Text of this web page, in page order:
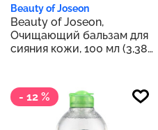
Beauty of Joseon
Beauty of Joseon,
Очищающий бальзам для
сияния кожи, 100 мл (3,38
- 12 %